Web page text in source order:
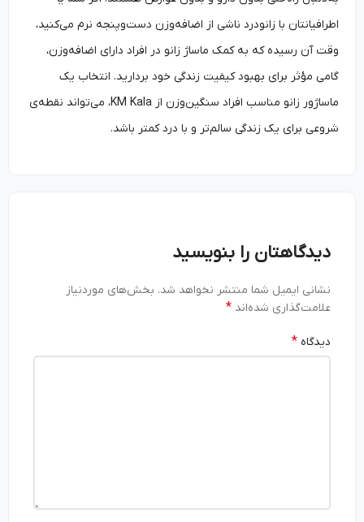
اطرافیانتان با زانودرد ناشی از اضافه‌وزن دست‌وپنجه نرم می‌کنید،
وقت آن رسیده که به کمک ماساژ زانو در افراد دارای اضافه‌وزن،
گامی مؤثر برای بهبود کیفیت زندگی خود بردارید. انتخاب یک
ماساژور زانو مناسب افراد سنگین‌وزن از KM Kala، می‌تواند نقطه‌ی
شروعی برای یک زندگی سالم‌تر و با درد کمتر باشد.
دیدگاهتان را بنویسید
نشانی ایمیل شما منتشر نخواهد شد. بخش‌های موردنیاز
علامت‌گذاری شده‌اند*
دیدگاه*